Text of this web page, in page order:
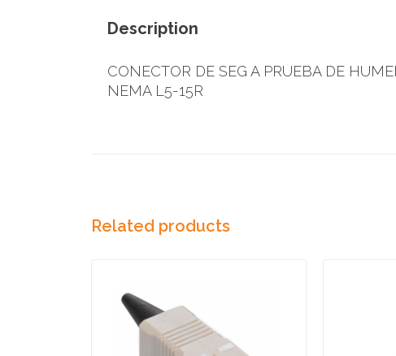
Description
CONECTOR DE SEG A PRUEBA DE
NEMA L5-15R
Related products